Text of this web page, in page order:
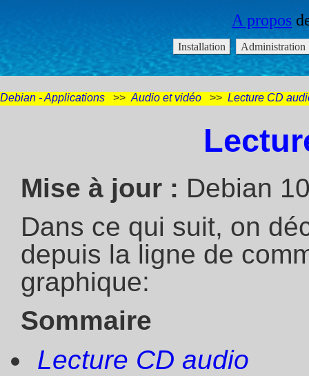
Debian - Applications >> Audio et vidéo >> Lecture CD
Mise à jour : Debian
Dans ce qui suit, on
depuis la ligne de
graphique:
Sommaire
Lecture CD audio